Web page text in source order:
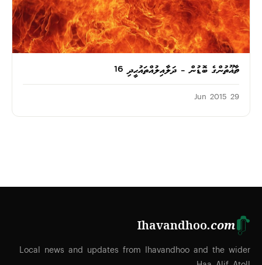
ޠާޣޫތުންގެ ބޮޑުން – ދަލާއިލުއްތައުޙީދި 16
29 Jun 2015
Ihavandhoo.com
Local news and updates from Ihavandhoo and the wider